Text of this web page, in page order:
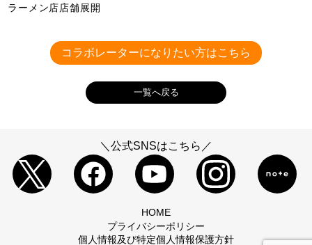
ラーメン店店舗展開
コラボレーターになりたい方はこちら
一覧へ戻る
＼公式SNSはこちら／
HOME
プライバシーポリシー
個人情報及び特定個人情報保護方針